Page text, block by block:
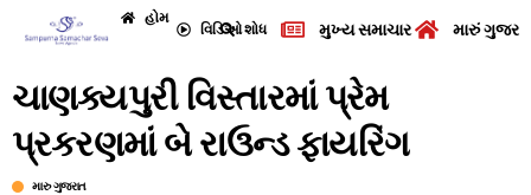
હોમ
વિડિઓશોધ મુખ્ય સમાચાર મારું
ચાણક્યપુરી વિસ્તારમાં પ્રેમ
પ્રકરણમાં બે રાઉન્ડ ફાયરિંગ
મારુ ગુજરાત